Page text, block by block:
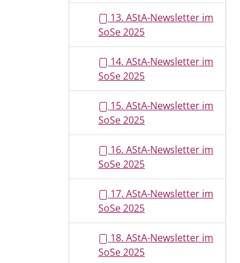
13. AStA-Newsletter im
SoSe 2025
14. AStA-Newsletter im
SoSe 2025
15. AStA-Newsletter im
SoSe 2025
16. AStA-Newsletter im
SoSe 2025
17. AStA-Newsletter im
SoSe 2025
18. AStA-Newsletter im
SoSe 2025